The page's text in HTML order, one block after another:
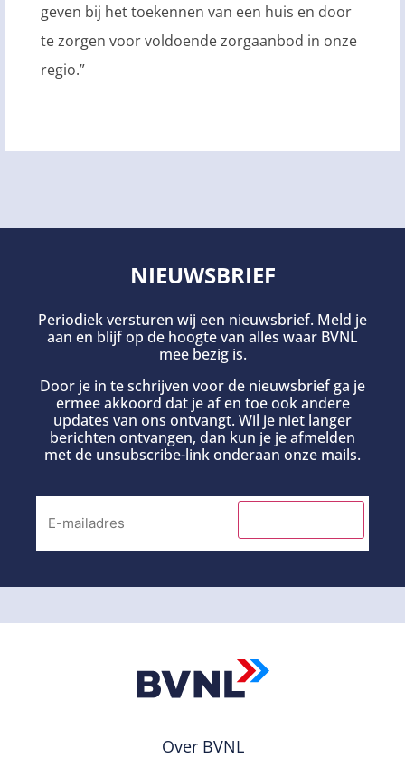
geven bij het toekennen van een huis en door
te zorgen voor voldoende zorgaanbod in onze
regio.”
NIEUWSBRIEF
Periodiek versturen wij een nieuwsbrief. Meld je
aan en blijf op de hoogte van alles waar BVNL
mee bezig is.
Door je in te schrijven voor de nieuwsbrief ga je
ermee akkoord dat je af en toe ook andere
updates van ons ontvangt. Wil je niet langer
berichten ontvangen, dan kun je je afmelden
met de unsubscribe-link onderaan onze mails.
Over BVNL